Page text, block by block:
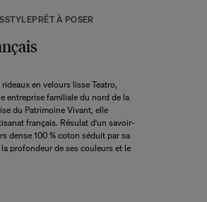
réception et vérification de l’article de notre côté.
CONSULTER
STYLEPRÊT À POSER
en velours lisse Teatro,
entreprise familiale du nord de la
du Patrimoine Vivant, elle
français. Résulat d'un savoir-
dense 100 % coton séduit par sa
profondeur de ses couleurs et le